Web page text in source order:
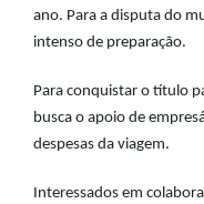
ano. Para a disputa do
intenso de preparação.
Para conquistar o título
busca o apoio de
despesas da viagem.
Interessados em